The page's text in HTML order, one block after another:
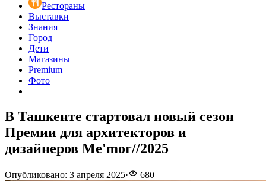
Рестораны
Выставки
Знания
Город
Дети
Магазины
Premium
Фото
В Ташкенте стартовал новый сезон
Премии для архитекторов и
дизайнеров Me'mor//2025
Опубликовано: 3 апреля 2025· 680